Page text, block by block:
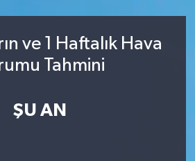
ve 1 Haftalık Hava
Tahmini
ŞU AN